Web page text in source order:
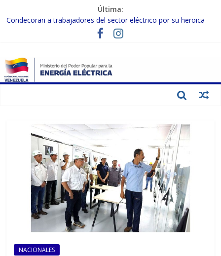
Última:
Condecoran a trabajadores del sector eléctrico por su heroica
labor tras el doble sismo del 24-J
Gobierno Nacional coordina acciones con el sector privado para
Inspeccionan trabajos de rehabilitación en instalaciones del SEN
en Carabobo
Gobierno Nacional activa plan preventivo para fortalecer el SEN
NACIONALES